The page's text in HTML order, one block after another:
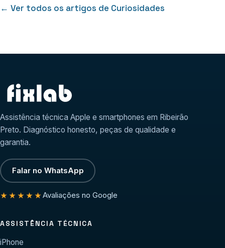
← Ver todos os artigos de Curiosidades
Assistência técnica Apple e smartphones em Ribeirão
Preto. Diagnóstico honesto, peças de qualidade e
garantia.
Falar no WhatsApp
★★★★★Avaliações no Google
ASSISTÊNCIA TÉCNICA
iPhone